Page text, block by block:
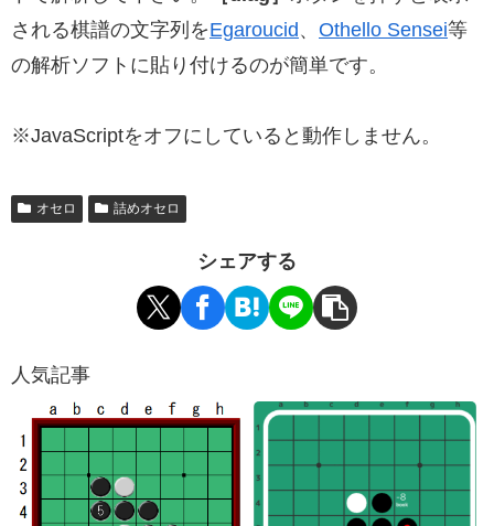
される棋譜の文字列をEgaroucid、 Othello Sensei等
の解析ソフトに貼り付けるのが簡単です。
※JavaScriptをオフにしていると動作しません。
オセロ 詰めオセロ
シェアする
人気記事